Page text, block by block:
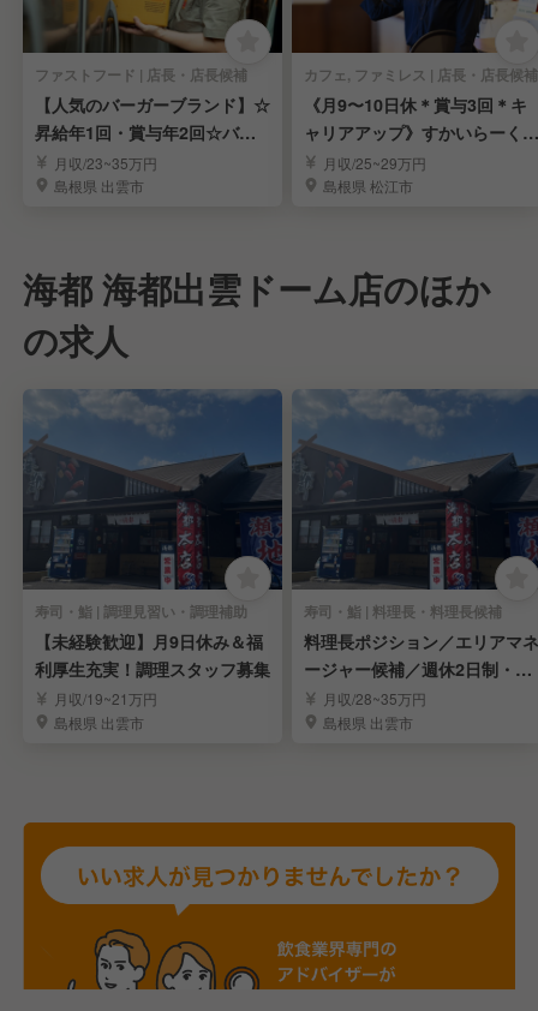
ファストフード | 店長・店長候補
【人気のバーガーブランド】☆
昇給年1回・賞与年2回☆バー
ガーキング店長候補
月収/23~35万円
島根県 出雲市
カフェ, ファミレス | 店長・店長候補
《月9〜10日休＊賞与3回＊キ
ャリアアップ》すかいらーく運
営店の店長候補
月収/25~29万円
島根県 松江市
海都 海都出雲ドーム店のほか
の求人
寿司・鮨 | 調理見習い・調理補助
【未経験歓迎】月9日休み＆福
利厚生充実！調理スタッフ募集
月収/19~21万円
島根県 出雲市
寿司・鮨 | 料理長・料理長候補
料理長ポジション／エリアマネ
ージャー候補／週休2日制・深
夜残業なし
月収/28~35万円
島根県 出雲市